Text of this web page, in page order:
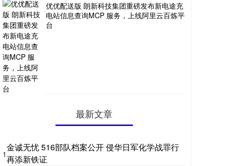
优优配送版 朗新科技集团重磅发布新电途充
电站信息查询MCP 服务，上线阿里云百炼平
台
最新文章
1
金诚无忧 516部队档案公开 侵华日军化学战罪行
再添新铁证